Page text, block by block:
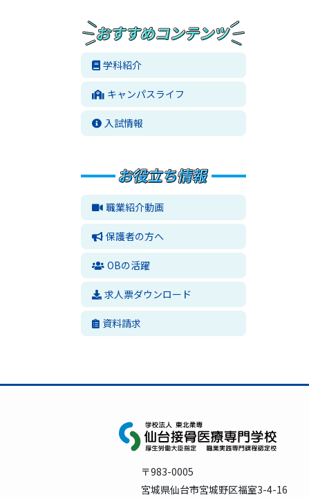
学科紹介
キャンパスライフ
入試情報
職業紹介動画
保護者の方へ
OBの活躍
求人票ダウンロード
資料請求
〒983-0005
宮城県仙台市宮城野区福室3-4-16